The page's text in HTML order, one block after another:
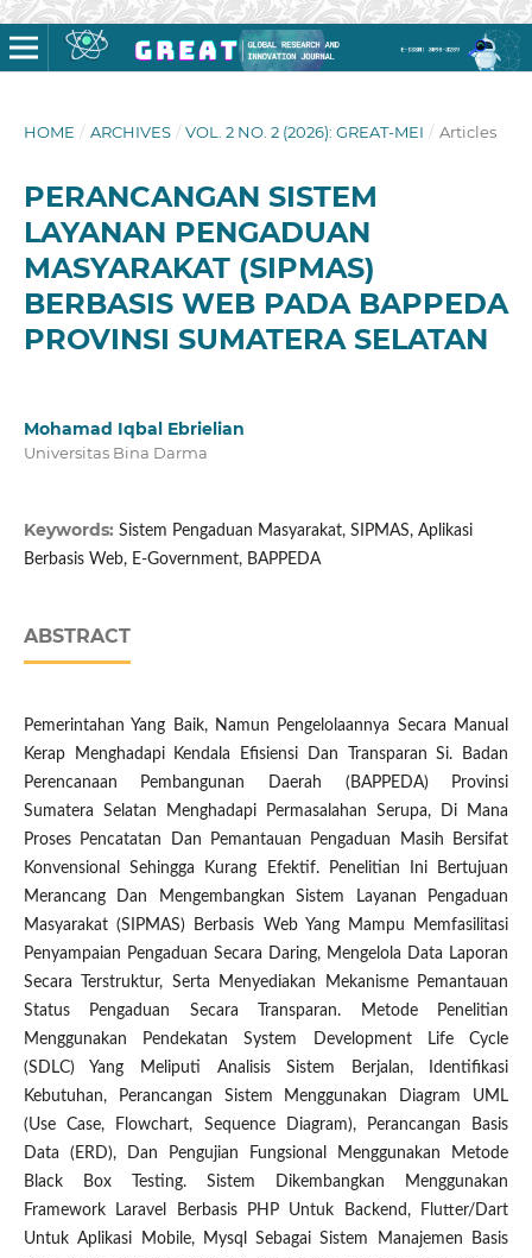
HOME / ARCHIVES / VOL. 2 NO. 2 (2026): GREAT-MEI / Articles
PERANCANGAN SISTEM
LAYANAN PENGADUAN
MASYARAKAT (SIPMAS)
BERBASIS WEB PADA BAPPEDA
PROVINSI SUMATERA SELATAN
Mohamad Iqbal Ebrielian
Universitas Bina Darma
Keywords: Sistem Pengaduan Masyarakat, SIPMAS, Aplikasi
Berbasis Web, E-Government, BAPPEDA
ABSTRACT
Pemerintahan Yang Baik, Namun Pengelolaannya Secara Manual
Kerap Menghadapi Kendala Efisiensi Dan Transparan Si. Badan
Perencanaan Pembangunan Daerah (BAPPEDA) Provinsi
Sumatera Selatan Menghadapi Permasalahan Serupa, Di Mana
Proses Pencatatan Dan Pemantauan Pengaduan Masih Bersifat
Konvensional Sehingga Kurang Efektif. Penelitian Ini Bertujuan
Merancang Dan Mengembangkan Sistem Layanan Pengaduan
Masyarakat (SIPMAS) Berbasis Web Yang Mampu Memfasilitasi
Penyampaian Pengaduan Secara Daring, Mengelola Data Laporan
Secara Terstruktur, Serta Menyediakan Mekanisme Pemantauan
Status Pengaduan Secara Transparan. Metode Penelitian
Menggunakan Pendekatan System Development Life Cycle
(SDLC) Yang Meliputi Analisis Sistem Berjalan, Identifikasi
Kebutuhan, Perancangan Sistem Menggunakan Diagram UML
(Use Case, Flowchart, Sequence Diagram), Perancangan Basis
Data (ERD), Dan Pengujian Fungsional Menggunakan Metode
Black Box Testing. Sistem Dikembangkan Menggunakan
Framework Laravel Berbasis PHP Untuk Backend, Flutter/Dart
Untuk Aplikasi Mobile, Mysql Sebagai Sistem Manajemen Basis